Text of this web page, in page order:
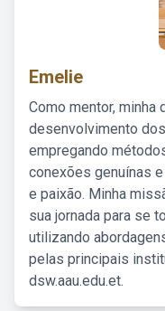
Emelie
Como mentor, minha
desenvolvimento
empregando
conexões genuínas
e paixão. Minha
sua jornada para se
utilizando
pelas principais
dsw.aau.edu.et.